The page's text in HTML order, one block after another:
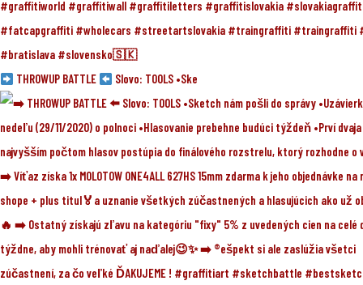
THROWUP BATTLE Slovo: TOOLS •Ske